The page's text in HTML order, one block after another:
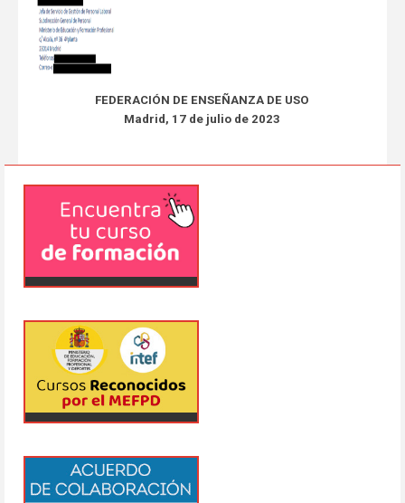
FEDERACIÓN DE ENSEÑANZA DE USO
Madrid, 17 de julio de 2023